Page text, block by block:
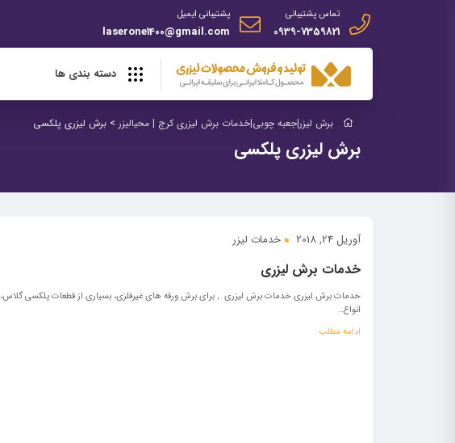
تماس پشتیبانی
0939-7359821
پشتیبانی ایمیل
laserone1400@gmail.com
دسته بندی ها
برش لیزر|جعبه چوبی|خدمات برش لیزری کرج | محیالیزر > برش لیزری پلکسی
برش لیزری پلکسی
آوریل 24, 2018 خدمات لیزر
خدمات برش لیزری
خدمات برش لیزری خدمات برش لیزری , برای برش ورقه های غیرفلزی، بسیاری از قطعات پلکسی گلاس،
انواع…
ادامه مطلب